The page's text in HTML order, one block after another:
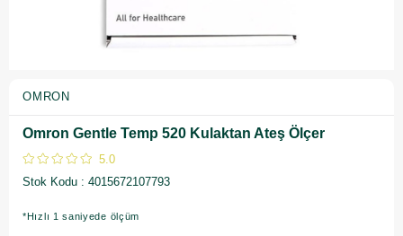
OMRON
Omron Gentle Temp 520 Kulaktan Ateş Ölçer
5.0
Stok Kodu
4015672107793
*Hızlı 1 saniyede ölçüm